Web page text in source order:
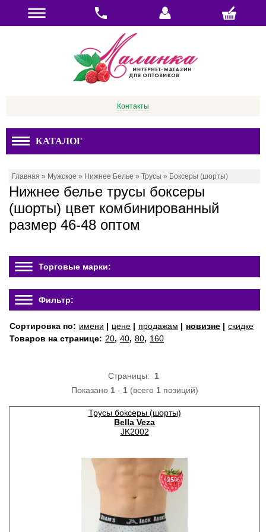
Контакты
КАТАЛОГ
Главная » Мужское » Нижнее Белье » Трусы » Боксеры (шорты)
Нижнее белье трусы боксеры
(шорты) цвет комбинированный
размер 46-48 оптом
Торговые марки:
Фильтр:
Сортировка по: имени | цене | продажам | новизне | скидке
Товаров на странице: 20, 40, 80, 160
Страницы: 1
Показано 1- 1(всего 1позиций)
Трусы боксеры (шорты)
Bella Veza
JK2002
−25%